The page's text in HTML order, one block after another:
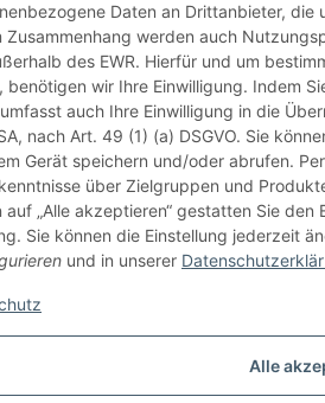
Daten an Drittanbieter,
Zusammenhang werden auch
des EWR. Hierfür und um
wir Ihre Einwilligung. Indem
auch Ihre Einwilligung in die
nach Art. 49 (1) (a) DSGVO. Sie
Gerät speichern und/oder abrufen.
über Zielgruppen und
„Alle akzeptieren“ gestatten Sie
Sie können die Einstellung jederzeit
und in unserer
Alle